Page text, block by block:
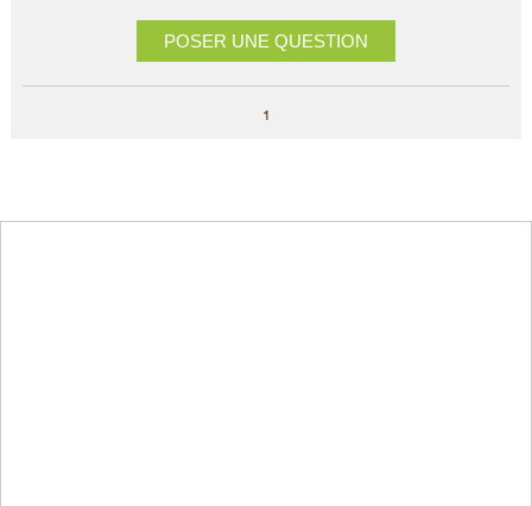
POSER UNE QUESTION
1